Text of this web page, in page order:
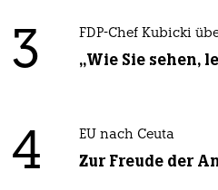
3 FDP-Chef Kubicki
„Wie Sie sehen,
4 EU nach Ceuta
Zur Freude der